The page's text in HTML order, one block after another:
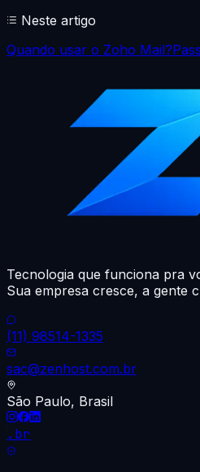
Neste artigo
Quando usar o Zoho Mail?
Tecnologia que funciona pra
Sua empresa cresce, a gente
(11) 98514-1335
sac@zenhost.com.br
São Paulo, Brasil
.br